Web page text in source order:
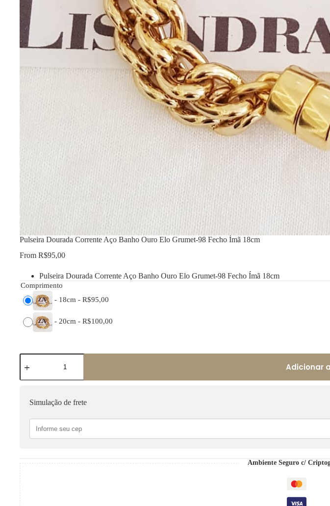
Pulseira Dourada Corrente Aço Banho Ouro Elo Grumet-98 Fecho Ímã 18cm
From R$95,00
Pulseira Dourada Corrente Aço Banho Ouro Elo Grumet-98 Fecho Ímã 18cm
Comprimento
- 18cm - R$95,00
- 20cm - R$100,00
Pulseira
Dourada
Aço
Ouro
Fecho
Ímã
quantidade
Adicionar
Simulação de frete
Ambiente Seguro c/